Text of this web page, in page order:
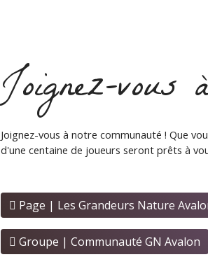
Joignez-
Joignez-vous à notre communauté ! Que
d'une centaine de joueurs seront prêts à
Page | Les Grandeurs Nature
Groupe | Communauté GN Avalon